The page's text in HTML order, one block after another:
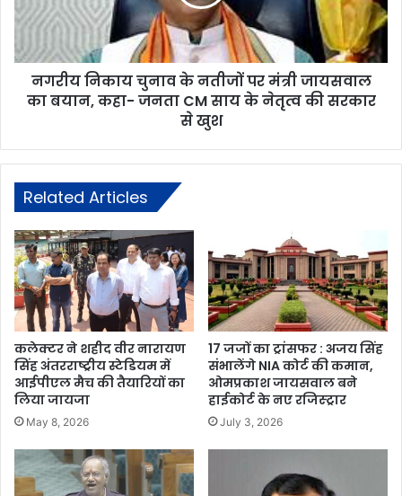
नगरीय निकाय चुनाव के नतीजों पर मंत्री जायसवाल
का बयान, कहा- जनता CM साय के नेतृत्व की सरकार
से खुश
Related Articles
कलेक्टर ने शहीद वीर नारायण
सिंह अंतरराष्ट्रीय स्टेडियम में
आईपीएल मैच की तैयारियों का
लिया जायजा
May 8, 2026
17 जजों का ट्रांसफर : अजय सिंह
संभालेंगे NIA कोर्ट की कमान,
ओमप्रकाश जायसवाल बने
हाईकोर्ट के नए रजिस्ट्रार
July 3, 2026